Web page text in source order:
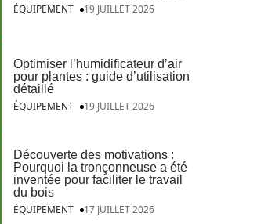
ÉQUIPEMENT
19 JUILLET 2026
Optimiser l’humidificateur d’air
pour plantes : guide d’utilisation
détaillé
ÉQUIPEMENT
19 JUILLET 2026
Découverte des motivations :
Pourquoi la tronçonneuse a été
inventée pour faciliter le travail
du bois
ÉQUIPEMENT
17 JUILLET 2026